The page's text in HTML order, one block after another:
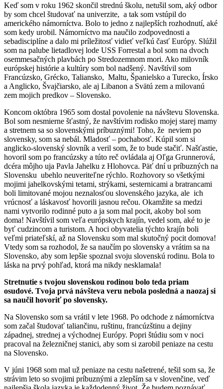
Keď som v roku 1962 skončil strednú školu, netušil som, aký odbor
by som chcel študovať na univerzite, a tak som vstúpil do
amerického námorníctva. Bolo to jedno z najlepších rozhodnutí, aké
som kedy urobil. Námorníctvo ma naučilo zodpovednosti a
sebadisciplíne a dalo mi príležitosť vidieť veľkú časť Európy. Slúžil
som na palube lietadlovej lode USS Forrestal a bol som na dvoch
osemmesačných plavbách po Stredozemnom mori. Ako milovník
európskej histórie a kultúry som bol nadšený. Navštívil som
Francúzsko, Grécko, Taliansko, Maltu, Španielsko a Turecko, Írsko
a Anglicko, Švajčiarsko, ale aj Libanon a Svätú zem a milovanú
zem mojich predkov – Slovensko.
Koncom októbra 1965 som dostal povolenie na návštevu Slovenska.
Bol som nesmierne šťastný, že navštívim rodisko mojej starej mamy
a stretnem sa so slovenskými príbuznými! Toho, že neviem po
slovensky, som sa nebál. Mladosť – pochabosť. Kúpil som si
anglicko-slovenský slovník a veril som, že to bude stačiť. Našťastie,
hovoril som po francúzsky a túto reč ovládala aj Oľga Grunnerová,
dcéra môjho uja Pavla Jahelku z Hlohovca. Päť dní u príbuzných na
Slovensku ubehlo neuveriteľne rýchlo. Rozhovory so všetkými
mojimi jahelkovskými tetami, strýkami, sesternicami a bratrancami
boli limitované mojou neznalosťou slovenského jazyka, ale ich
vrúcnosť a láskavosť hovorili jasnou rečou. Okamžite sa medzi
nami vytvorilo rodinné puto a ja som mal pocit, akoby bol som
doma! Navštívil som veľa európskych krajín, vedel som, aké to je
byť cudzincom a turistom. A hoci obyvatelia týchto krajín boli
veľmi priateľskí, až na Slovensku som mal skutočný pocit domova!
Vtedy som sa rozhodol, že sa naučím po slovensky a vrátim sa na
Slovensko, aby som lepšie spoznal svoju slovenskú rodinu. Bola to
láska na prvý pohľad, ktorá ma nikdy nesklamala!
Stretnutie s tvojou slovenskou rodinou bolo teda priam
osudové. Tvoja prvá návšteva veru nebola posledná a naozaj si
sa naučil hovoriť po slovensky.
Na Slovensko som sa vrátil v lete 1968. Po odchode z námorníctva
som začal študovať taliančinu, ruštinu, francúzštinu a dejiny
západnej, strednej a východnej Európy. Popri štúdiu som v noci
pracoval na železničnej stanici, aby som si zarobil peniaze na cestu
na Slovensko.
V júni 1968 som mal už peniaze na cestu našetrené, tešil som sa, že
strávim leto so svojimi príbuznými a zlepším sa v slovenčine, veď